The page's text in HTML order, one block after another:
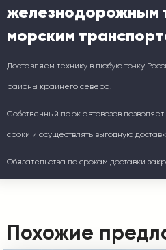
железнодорожным
морским
Доставляем технику в любую точку
районы крайнего севера.
Собственный парк автовозов
сроки и осуществлять выгодную
Обязательства по срокам доставки
Похожие